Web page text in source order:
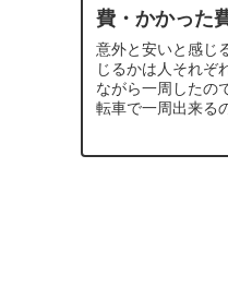
費・かかった
意外と安いと感じ
じるかは人それぞ
ながら一周したの
転車で一周出来る